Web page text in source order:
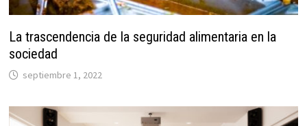
La trascendencia de la seguridad alimentaria en la
sociedad
septiembre 1, 2022